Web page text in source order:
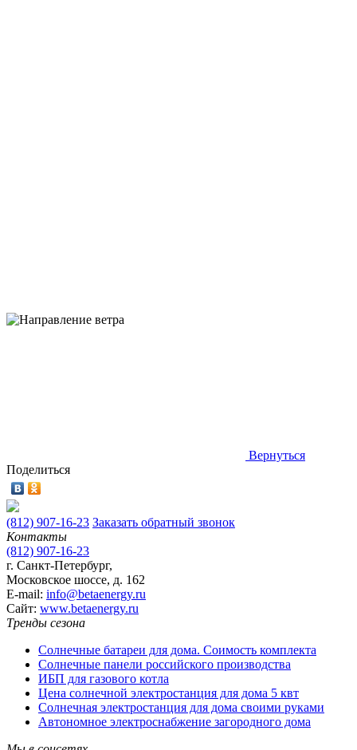
Вернуться
Поделиться
(812) 907-16-23 Заказать обратный звонок
Контакты
(812) 907-16-23
г. Санкт-Петербург,
Московское шоссе, д. 162
E-mail: info@betaenergy.ru
Cайт: www.betaenergy.ru
Тренды сезона
Солнечные батареи для дома. Соимость комплекта
Солнечные панели российского производства
ИБП для газового котла
Цена солнечной электростанция для дома 5 квт
Солнечная электростанция для дома своими руками
Автономное электроснабжение загородного дома